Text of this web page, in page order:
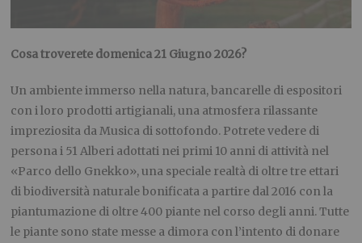
Cosa troverete domenica 21 Giugno2026?
Un ambiente immerso nella natura, bancarelle di espositori
con i loro prodotti artigianali,una atmosfera rilassante
impreziosita da Musica di sottofondo. Potrete vedere di
persona i 51 Alberi adottati nei primi 10 anni di attività nel
«Parco dello Gnekko», una speciale realtà di oltre tre ettari
di biodiversità naturale bonificata a partire dal 2016 con la
piantumazione di oltre 400 piante nel corso degli anni.Tutte
le piante sono state messe a dimora con l’intento di donare